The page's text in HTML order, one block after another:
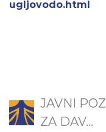
ugljovodo.html
JAVNI
ZA DAV...